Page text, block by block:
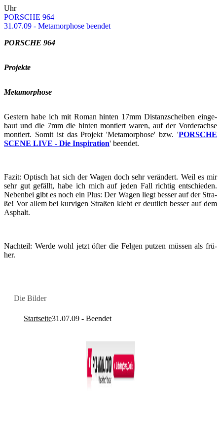
Uhr
POR­SCHE 964
31.07.09 - Me­ta­mor­pho­se be­en­det
POR­SCHE 964
Pro­jek­te
Me­ta­mor­pho­se
Ges­tern habe ich mit Roman hin­ten 17mm Di­stanz­schei­ben ein­ge­
baut und die 7mm die hin­ten mon­tiert waren, auf der Vor­der­ach­se
mon­tiert. Somit ist das Pro­jekt 'Me­ta­mor­pho­se' bzw. 'POR­SCHE
SCENE LIVE - Die In­spi­ra­ti­on' be­en­det.
Fazit: Op­tisch hat sich der Wagen doch sehr ver­än­dert. Weil es mir
sehr gut ge­fällt, habe ich mich auf jeden Fall rich­tig ent­schie­den.
Ne­ben­bei gibt es noch ein Plus: Der Wagen liegt bes­ser auf der Stra­
ße! Vor allem bei kur­vi­gen Stra­ßen klebt er deut­lich bes­ser auf dem
Asphalt.
Nach­teil: Werde wohl jetzt öfter die Fel­gen put­zen müs­sen als frü­
her.
Die Bil­der
Startseite31.07.09 - Beendet